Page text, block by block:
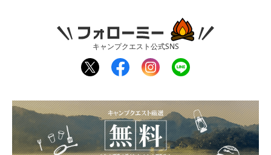
フォローミー
キャンプクエスト公式SNS
twit
ter
fac
ebo
inst
agr
line